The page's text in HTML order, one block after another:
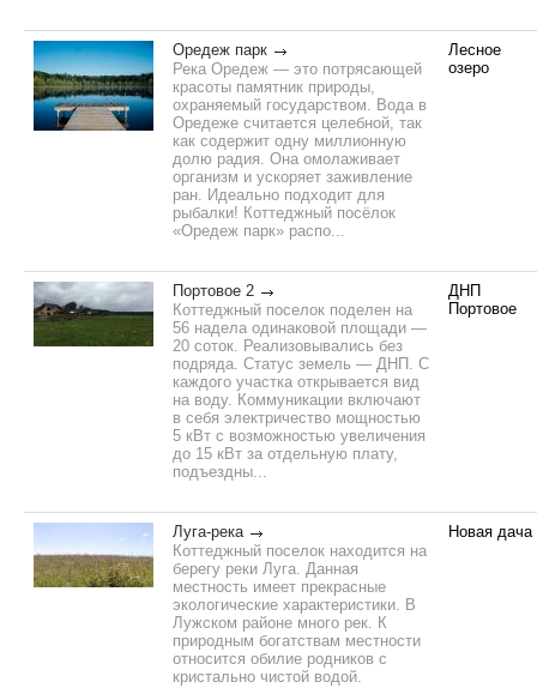
Оредеж парк
Река Оредеж — это потрясающей
красоты памятник природы,
охраняемый государством. Вода в
Оредеже считается целебной, так
как содержит одну миллионную
долю радия. Она омолаживает
организм и ускоряет заживление
ран. Идеально подходит для
рыбалки! Коттеджный посёлок
«Оредеж парк» распо...
Лесное
озеро
Портовое 2
Коттеджный поселок поделен на
56 надела одинаковой площади —
20 соток. Реализовывались без
подряда. Статус земель — ДНП. С
каждого участка открывается вид
на воду. Коммуникации включают
в себя электричество мощностью
5 кВт с возможностью увеличения
до 15 кВт за отдельную плату,
подъездны...
ДНП
Портовое
Луга-река
Коттеджный поселок находится на
берегу реки Луга. Данная
местность имеет прекрасные
экологические характеристики. В
Лужском районе много рек. К
природным богатствам местности
относится обилие родников с
кристально чистой водой.
Новая дача